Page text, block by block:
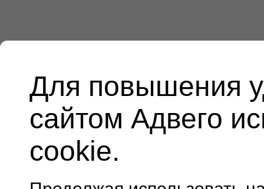
Для повышения
сайтом Адвего
cookie.